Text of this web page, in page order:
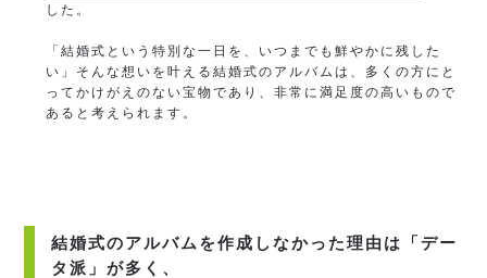
した。
「結婚式という特別な一日を、いつまでも鮮やかに残した
い」そんな想いを叶える結婚式のアルバムは、多くの方にと
ってかけがえのない宝物であり、非常に満足度の高いもので
あると考えられます。
結婚式のアルバムを作成しなかった理由は「デー
タ派」が多く、